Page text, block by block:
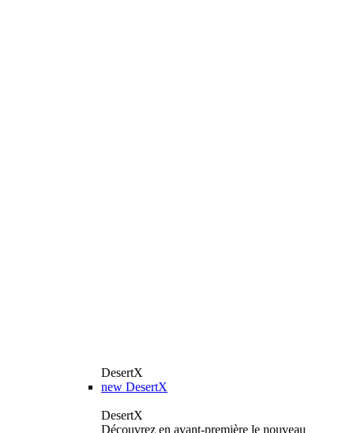
DesertX
new DesertX
DesertX
Découvrez en avant-première le nouveau